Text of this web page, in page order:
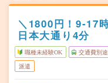
＼1800円！9‐17
日本大通り4分
職種未経験OK 交通費別
派遣